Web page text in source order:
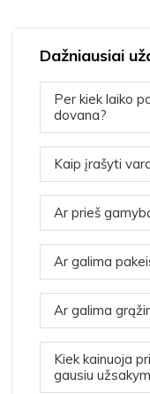
Dažniausiai
Per kiek laiko
dovana?
Kaip įrašyti
Ar prieš
Ar galima
Ar galima
Kiek kainuoja
gausiu